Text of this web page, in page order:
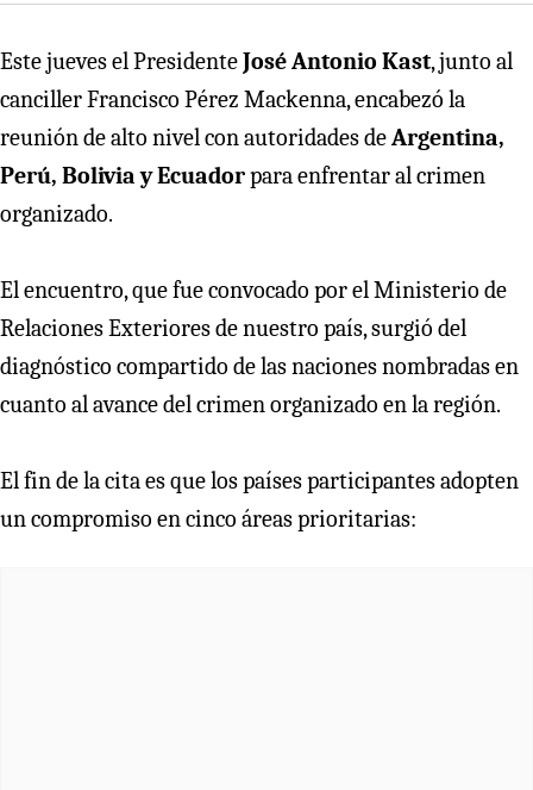
Este jueves el PresidenteJosé Antonio Kast, junto al
canciller Francisco Pérez Mackenna, encabezó la
reunión de alto nivel con autoridades deArgentina,
Perú, Bolivia y Ecuadorpara enfrentar al crimen
organizado.
El encuentro, que fue convocado por el Ministerio de
Relaciones Exteriores de nuestro país, surgió del
diagnóstico compartido de las naciones nombradas en
cuanto al avance del crimen organizado en la región.
El fin de la cita es que los países participantes adopten
un compromiso en cinco áreas prioritarias: